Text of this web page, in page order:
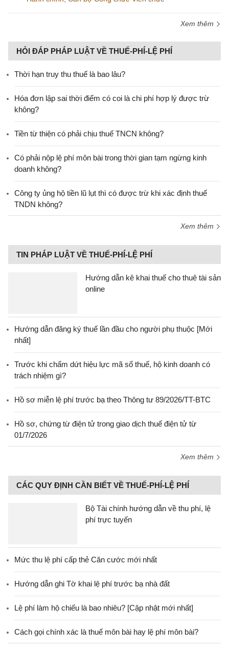
Xem thêm
HỎI ĐÁP PHÁP LUẬT VỀ THUẾ-PHÍ-LỆ PHÍ
Thời hạn truy thu thuế là bao lâu?
Hóa đơn lập sai thời điểm có coi là chi phí hợp lý được trừ
không?
Tiền từ thiện có phải chịu thuế TNCN không?
Có phải nộp lệ phí môn bài trong thời gian tạm ngừng kinh
doanh không?
Công ty ủng hộ tiền lũ lụt thì có được trừ khi xác định thuế
TNDN không?
Xem thêm
TIN PHÁP LUẬT VỀ THUẾ-PHÍ-LỆ PHÍ
Hướng dẫn kê khai thuế cho thuê tài sản
online
Hướng dẫn đăng ký thuế lần đầu cho người phụ thuộc [Mới
nhất]
Trước khi chấm dứt hiệu lực mã số thuế, hộ kinh doanh có
trách nhiệm gì?
Hồ sơ miễn lệ phí trước bạ theo Thông tư 89/2026/TT-BTC
Hồ sơ, chứng từ điện tử trong giao dịch thuế điện tử từ
01/7/2026
Xem thêm
CÁC QUY ĐỊNH CẦN BIẾT VỀ THUẾ-PHÍ-LỆ PHÍ
Bộ Tài chính hướng dẫn về thu phí, lệ
phí trực tuyến
Mức thu lệ phí cấp thẻ Căn cước mới nhất
Hướng dẫn ghi Tờ khai lệ phí trước bạ nhà đất
Lệ phí làm hộ chiếu là bao nhiêu? [Cập nhật mới nhất]
Cách gọi chính xác là thuế môn bài hay lệ phí môn bài?